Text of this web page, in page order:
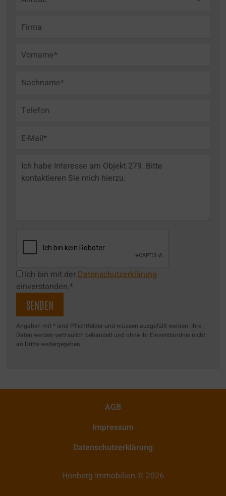
Ich bin mit derDatenschutzerklärung
einverstanden.*
Angaben mit * sind Pflichtfelder und müssen ausgefüllt werden. Ihre
Daten werden vertraulich behandelt und ohne Ihr Einverständnis nicht
an Dritte weitergegeben.
AGB
Impressum
Datenschutzerklärung
Honberg Immobilien © 2026